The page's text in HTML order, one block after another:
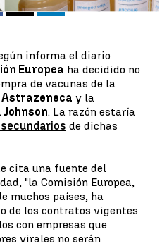
X Linkedin
informa el diario
Europea ha decidido no
de vacunas de la
Astrazeneca y la
Johnson. La razón estaría
de dichas
cita una fuente del
"la Comisión Europea,
muchos países, ha
de los contratos vigentes
con empresas que
virales no serán